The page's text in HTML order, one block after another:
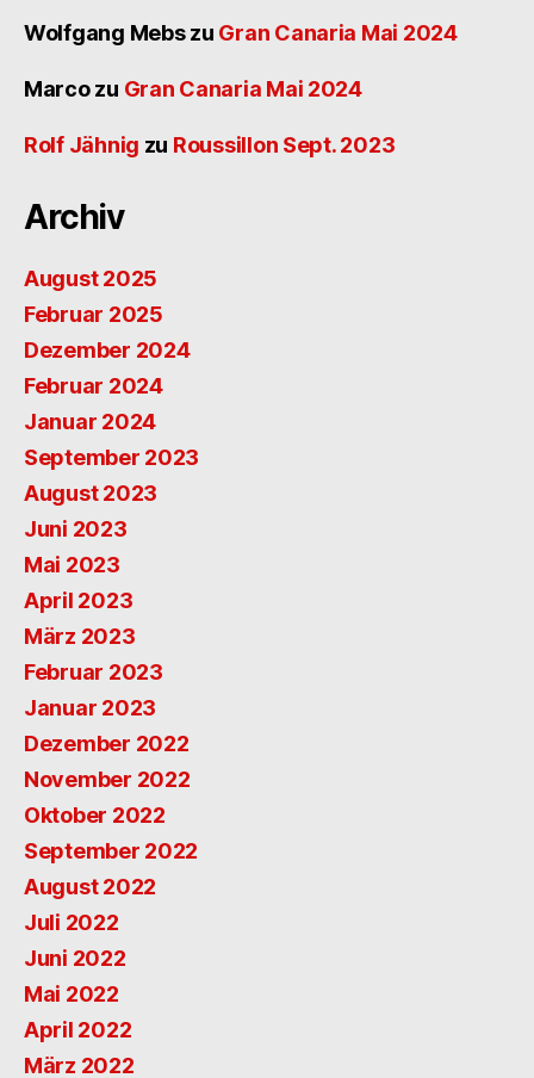
Wolfgang Mebszu Gran Canaria Mai 2024
Marcozu Gran Canaria Mai 2024
Rolf Jähnig zu Roussillon Sept. 2023
Archiv
August 2025
Februar 2025
Dezember 2024
Februar 2024
Januar 2024
September 2023
August 2023
Juni 2023
Mai 2023
April 2023
März 2023
Februar 2023
Januar 2023
Dezember 2022
November 2022
Oktober 2022
September 2022
August 2022
Juli 2022
Juni 2022
Mai 2022
April 2022
März 2022